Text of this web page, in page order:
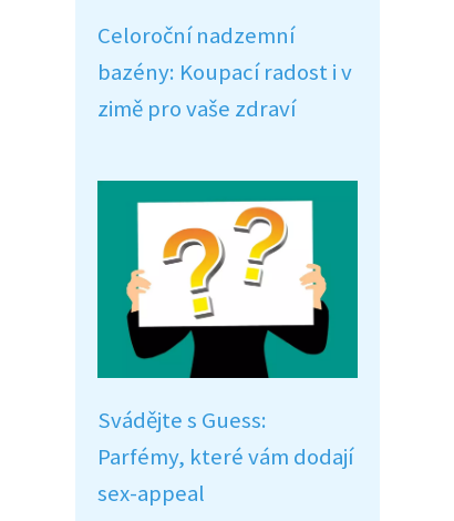
Celoroční nadzemní
bazény: Koupací radost i v
zimě pro vaše zdraví
Svádějte s Guess:
Parfémy, které vám dodají
sex-appeal